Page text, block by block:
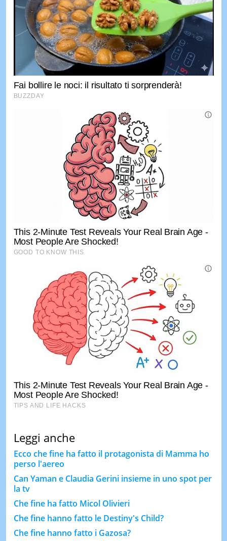
Leggi anche
Ecco che fine ha fatto il protagonista di Mamma ho
perso l'aereo
Can Yaman e Claudia Gerini insieme in uno spot per
la tv
Che fine ha fatto Micol Olivieri
Che fine hanno fatto le Destiny's Child?
Che fine hanno fatto i Gazosa?